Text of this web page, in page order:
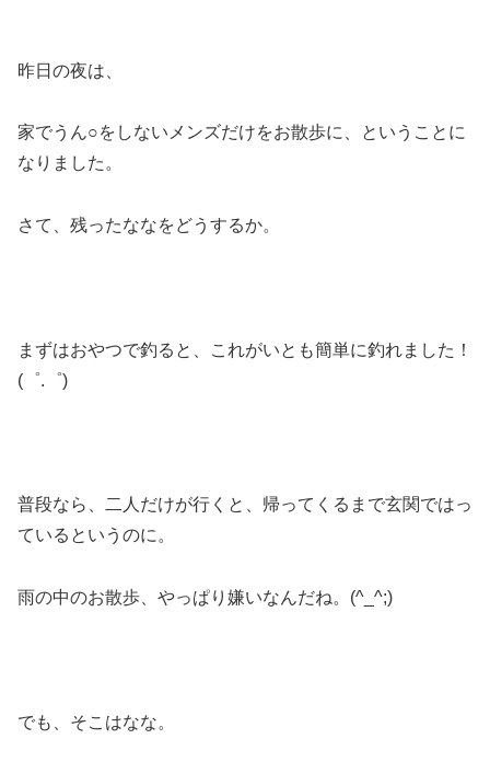
昨日の夜は、
家でうん○をしないメンズだけをお散歩に、ということに
なりました。
さて、残ったななをどうするか。
まずはおやつで釣ると、これがいとも簡単に釣れました！
(゜.゜)
普段なら、二人だけが行くと、帰ってくるまで玄関ではっ
ているというのに。
雨の中のお散歩、やっぱり嫌いなんだね。(^_^;)
でも、そこはなな。